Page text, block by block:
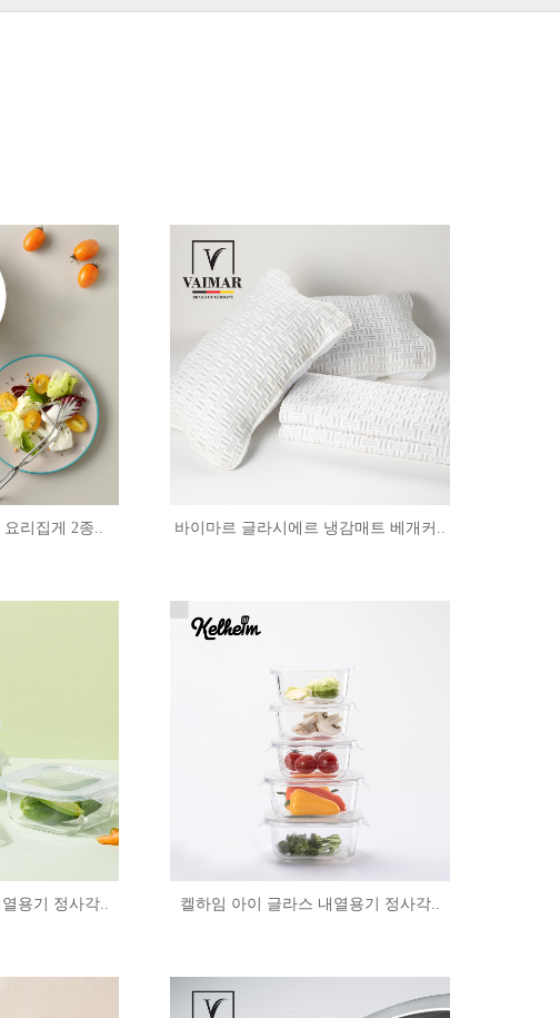
리집게 2종.. 바이마르 글라시에르 냉감매트 베개커..
용기 정사각.. 켈하임 아이 글라스 내열용기 정사각..